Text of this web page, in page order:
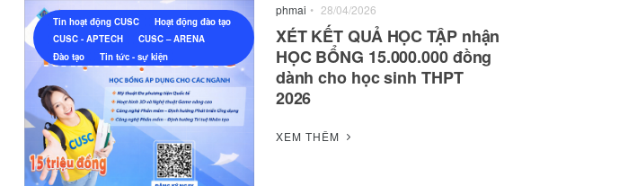
Tin hoạt động CUSC
Hoạt động đào tạo
CUSC - APTECH
CUSC – ARENA
Đào tạo
Tin tức - sự kiện
phmai • 28/04/2026
XÉT KẾT QUẢ HỌC TẬP nhận
HỌC BỔNG 15.000.000 đồng
dành cho học sinh THPT
2026
XEM THÊM